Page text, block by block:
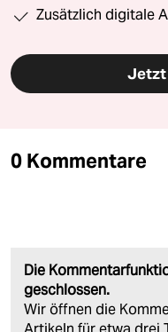
Zusätzlich digitale
Jetzt
0 Kommentare
Die
geschlossen.
Wir öffnen die